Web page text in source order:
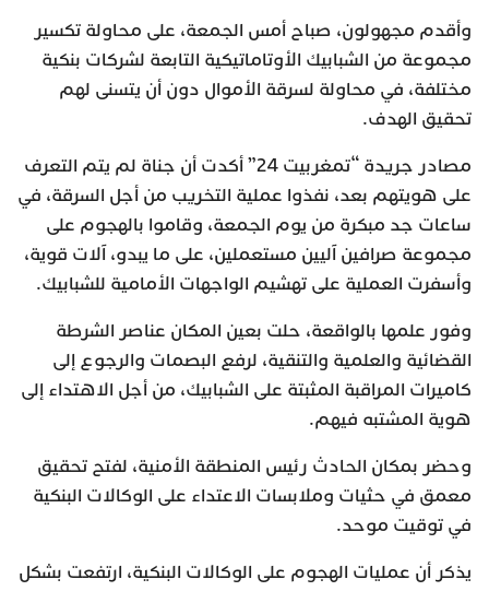
وأقدم مجهولون، صباح أمس الجمعة، على محاولة تكسير
مجموعة من الشبابيك الأوتاماتيكية التابعة لشركات بنكية
مختلفة، في محاولة لسرقة الأموال دون أن يتسنى لهم
تحقيق الهدف.
مصادر جريدة “تمغربيت 24” أكدت أن جناة لم يتم التعرف
على هويتهم بعد، نفذوا عملية التخريب من أجل السرقة، في
ساعات جد مبكرة من يوم الجمعة، وقاموا بالهجوم على
مجموعة صرافين آليين مستعملين، على ما يبدو، آلات قوية،
وأسفرت العملية على تهشيم الواجهات الأمامية للشبابيك.
وفور علمها بالواقعة، حلت بعين المكان عناصر الشرطة
القضائية والعلمية والتنقية، لرفع البصمات والرجوع إلى
كاميرات المراقبة المثبتة على الشبابيك، من أجل الاهتداء إلى
هوية المشتبه فيهم.
وحضر بمكان الحادث رئيس المنطقة الأمنية، لفتح تحقيق
معمق في حثيات وملابسات الاعتداء على الوكالات البنكية
في توقيت موحد.
يذكر أن عمليات الهجوم على الوكالات البنكية، ارتفعت بشكل